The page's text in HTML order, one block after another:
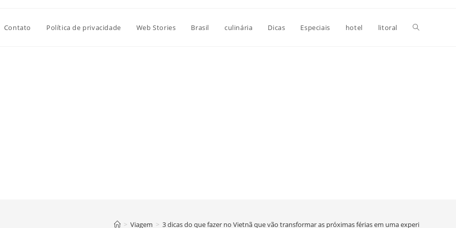
Contato Política de privacidade Web Stories Brasil culinária Dicas Especiais hotel litoral Alternar
> Viagem > 3 dicas do que fazer no Vietnã que vão transformar as próximas férias em uma experiência